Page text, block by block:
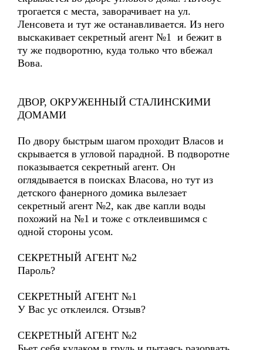
трогается с места, заворачивает на ул.
Ленсовета и тут же останавливается. Из него
выскакивает секретный агент №1 и бежит в
ту же подворотню, куда только что вбежал
Вова.
ДВОР, ОКРУЖЕННЫЙ СТАЛИНСКИМИ
ДОМАМИ
По двору быстрым шагом проходит Власов и
скрывается в угловой парадной. В подворотне
показывается секретный агент. Он
оглядывается в поисках Власова, но тут из
детского фанерного домика вылезает
секретный агент №2, как две капли воды
похожий на №1 и тоже с отклеившимся с
одной стороны усом.
СЕКРЕТНЫЙ АГЕНТ №2
Пароль?
СЕКРЕТНЫЙ АГЕНТ №1
У Вас ус отклеился. Отзыв?
СЕКРЕТНЫЙ АГЕНТ №2